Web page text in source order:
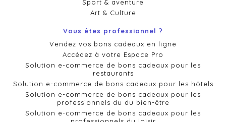
Sport & aventure
Art & Culture
Vous êtes professionnel ?
Vendez vos bons cadeaux en ligne
Accédez à votre Espace Pro
Solution e-commerce de bons cadeaux pour les
restaurants
Solution e-commerce de bons cadeaux pour les hôtels
Solution e-commerce de bons cadeaux pour les
professionnels du du bien-être
Solution e-commerce de bons cadeaux pour les